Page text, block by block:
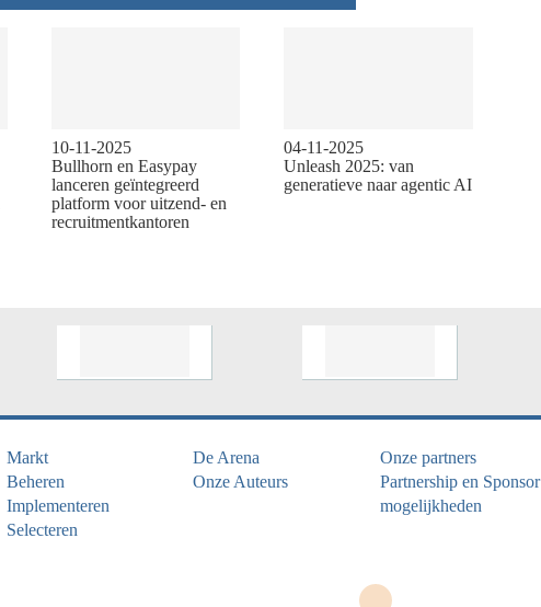
10-11-2025
Bullhorn en Easypay
lanceren geïntegreerd
platform voor uitzend- en
recruitmentkantoren
04-11-2025
Unleash 2025: van
generatieve naar agentic AI
Markt
Beheren
Implementeren
Selecteren
De Arena
Onze Auteurs
Onze partners
Partnership en Sponsor
mogelijkheden